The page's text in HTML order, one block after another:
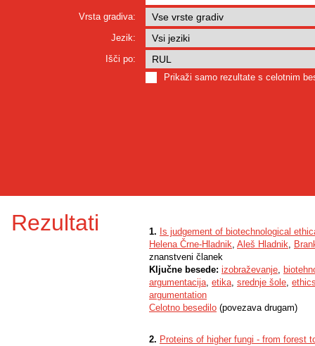
Vrsta gradiva:
Jezik:
Išči po:
Prikaži samo rezultate s celotnim
Rezultati 1. Is judgement of biotechnological
Helena Črne-Hladnik, Aleš Hladnik,
znanstveni članek
Ključne besede: izobraževanje,
argumentacija, etika, srednje šole,
argumentation
Celotno besedilo (povezava drugam)
2. Proteins of higher fungi - from forest